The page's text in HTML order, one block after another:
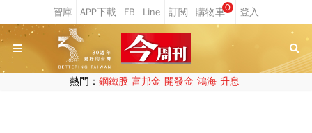
0
熱門： 鋼鐵股 富邦金 開發金 鴻海 升息